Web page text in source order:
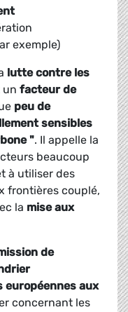
exemple)
lutte contre les
un facteur de
peu de
sensibles
". Il appelle la
beaucoup
à utiliser des
frontières couplé,
la mise aux
de
européennes aux
concernant les